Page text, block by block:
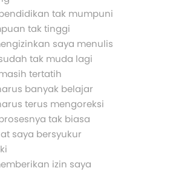
tak mumpuni
tak tinggi
saya menulis
tak muda lagi
tertatih
banyak belajar
terus mengoreksi
tak biasa
saya bersyukur
izin saya